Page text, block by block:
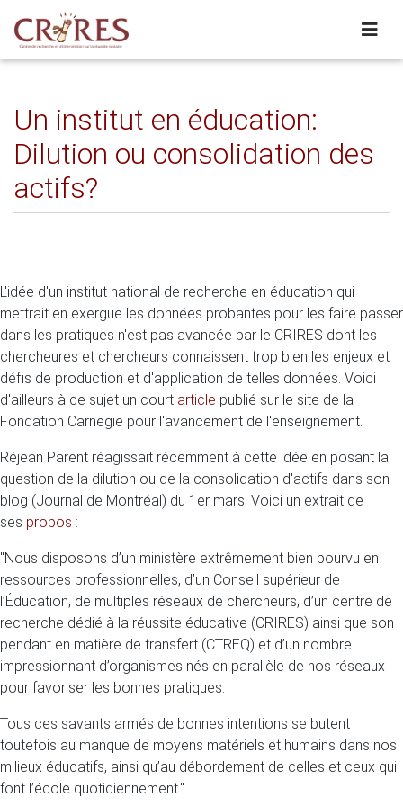
Un institut en éducation:
Dilution ou consolidation des
actifs?
L'idée d'un institut national de recherche en éducation qui
mettrait en exergue les données probantes pour les faire passer
dans les pratiques n'est pas avancée par le CRIRES dont les
chercheures et chercheurs connaissent trop bien les enjeux et
défis de production et d'application de telles données. Voici
d'ailleurs à ce sujet un court article publié sur le site de la
Fondation Carnegie pour l'avancement de l'enseignement.
Réjean Parent réagissait récemment à cette idée en posant la
question de la dilution ou de la consolidation d'actifs dans son
blog (Journal de Montréal) du 1er mars. Voici un extrait de
ses propos :
"Nous disposons d’un ministère extrêmement bien pourvu en
ressources professionnelles, d’un Conseil supérieur de
l’Éducation, de multiples réseaux de chercheurs, d’un centre de
recherche dédié à la réussite éducative (CRIRES) ainsi que son
pendant en matière de transfert (CTREQ) et d’un nombre
impressionnant d’organismes nés en parallèle de nos réseaux
pour favoriser les bonnes pratiques.
Tous ces savants armés de bonnes intentions se butent
toutefois au manque de moyens matériels et humains dans nos
milieux éducatifs, ainsi qu’au débordement de celles et ceux qui
font l’école quotidiennement."